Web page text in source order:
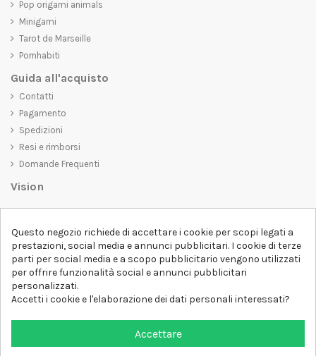
Pop origami animals
Minigami
Tarot de Marseille
Pornhabiti
Guida all'acquisto
Contatti
Pagamento
Spedizioni
Resi e rimborsi
Domande Frequenti
Vision
belli da vedere, ma che trasmettano anche un messaggio importante.
Che siate alla ricerca di una t-shirt unica e di tendenza, di una felpa
comoda e accogliente o di un accessorio esclusivo,
D-SHIRT
ha
qualcosa per tutti.
Follow us
Questo negozio richiede di accettare i cookie per scopi legati a
prestazioni, social media e annunci pubblicitari. I cookie di terze
parti per social media e a scopo pubblicitario vengono utilizzati
per offrire funzionalità social e annunci pubblicitari
personalizzati.
Accetti i cookie e l'elaborazione dei dati personali interessati?
Accettare